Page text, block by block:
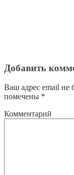
Добавить
Ваш адрес email не
помечены *
Комментарий